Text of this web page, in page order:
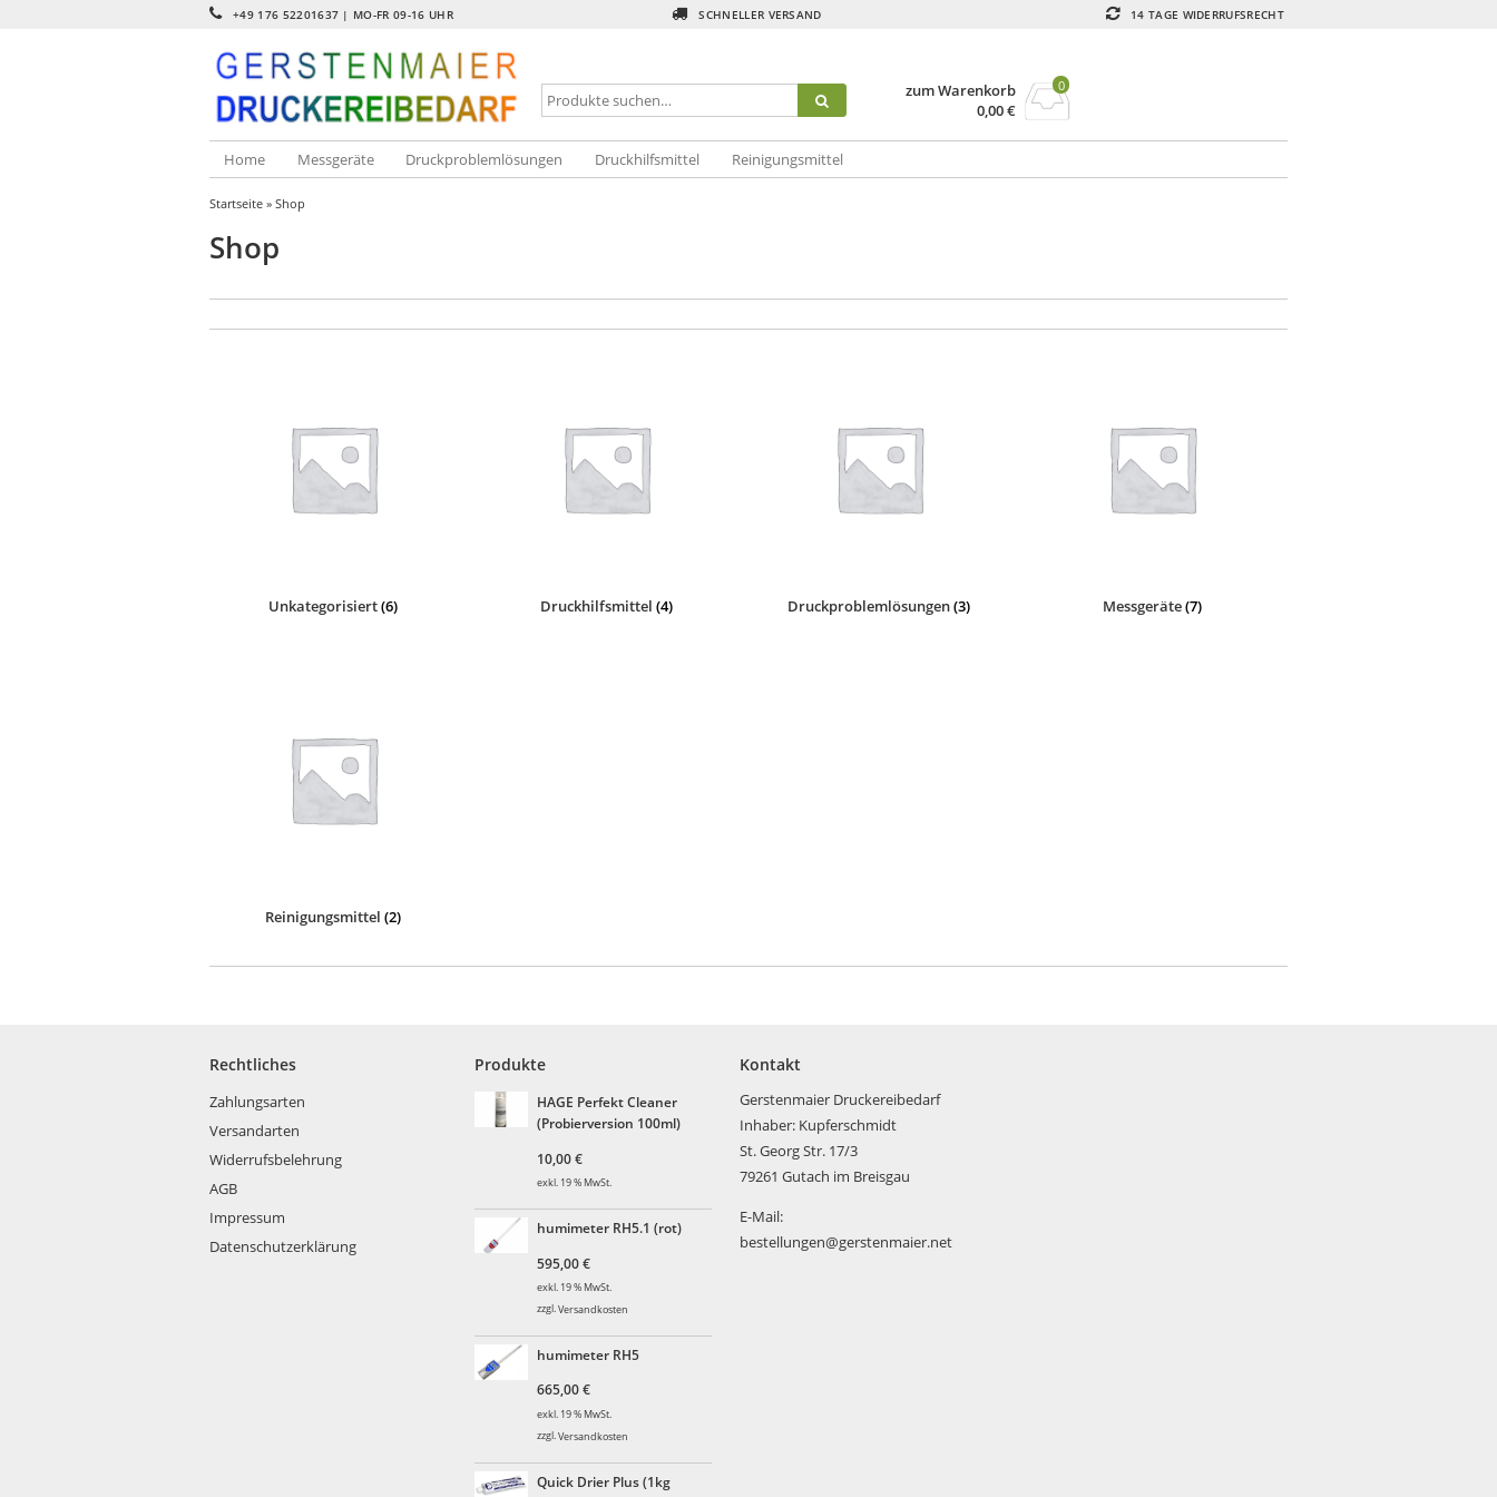
+49 176 52201637‬ | MO-FR 09-16 UHR SCHNELLER VERSAND 14 TAGE WIDERRUFSRECHT
zum Warenkorb
0,00€
0
Home Messgeräte Druckproblemlösungen Druckhilfsmittel Reinigungsmittel
Startseite » Shop
Shop
Unkategorisiert(6) Druckhilfsmittel (4) Druckproblemlösungen(3) Messgeräte(7)
Reinigungsmittel(2)
Rechtliches
Zahlungsarten
Versandarten
Widerrufsbelehrung
AGB
Impressum
Datenschutzerklärung
Produkte
HAGE Perfekt Cleaner
(Probierversion 100ml)
10,00€
exkl. 19 % MwSt.
humimeter RH5.1 (rot)
595,00€
exkl. 19 % MwSt.
zzgl.Versandkosten
humimeter RH5
665,00€
exkl. 19 % MwSt.
zzgl.Versandkosten
Quick Drier Plus (1kg
Kontakt
Gerstenmaier Druckereibedarf
Inhaber: Kupferschmidt
St. Georg Str. 17/3
79261 Gutach im Breisgau
E-Mail:
bestellungen@gerstenmaier.net